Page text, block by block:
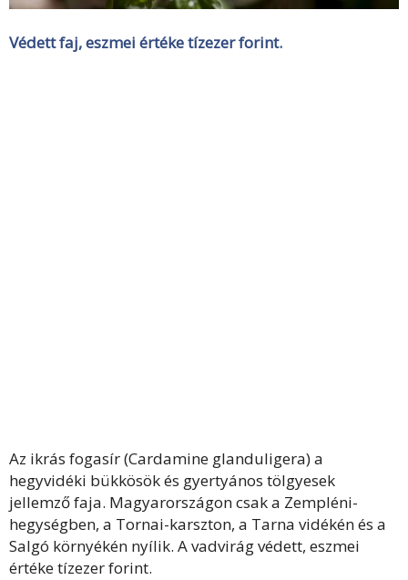
Védett faj, eszmei értéke tízezer forint.
Az ikrás fogasír (Cardamine glanduligera) a
hegyvidéki bükkösök és gyertyános tölgyesek
jellemző faja. Magyarországon csak a Zempléni-
hegységben, a Tornai-karszton, a Tarna vidékén és a
Salgó környékén nyílik. A vadvirág védett, eszmei
értéke tízezer forint.